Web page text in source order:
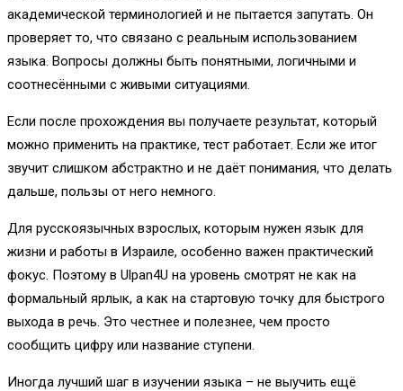
академической терминологией и не пытается запутать. Он
проверяет то, что связано с реальным использованием
языка. Вопросы должны быть понятными, логичными и
соотнесёнными с живыми ситуациями.
Если после прохождения вы получаете результат, который
можно применить на практике, тест работает. Если же итог
звучит слишком абстрактно и не даёт понимания, что делать
дальше, пользы от него немного.
Для русскоязычных взрослых, которым нужен язык для
жизни и работы в Израиле, особенно важен практический
фокус. Поэтому в Ulpan4U на уровень смотрят не как на
формальный ярлык, а как на стартовую точку для быстрого
выхода в речь. Это честнее и полезнее, чем просто
сообщить цифру или название ступени.
Иногда лучший шаг в изучении языка – не выучить ещё